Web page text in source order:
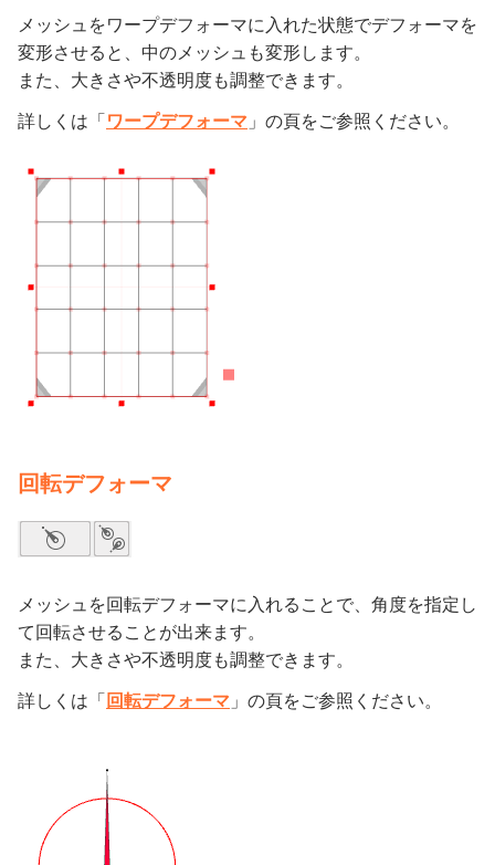
メッシュをワープデフォーマに入れた状態でデフォーマを
変形させると、中のメッシュも変形します。
また、大きさや不透明度も調整できます。
詳しくは「 ワープデフォーマ 」の頁をご参照ください。
回転デフォーマ
メッシュを回転デフォーマに入れることで、角度を指定し
て回転させることが出来ます。
また、大きさや不透明度も調整できます。
詳しくは「 回転デフォーマ 」の頁をご参照ください。